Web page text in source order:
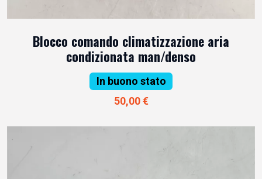
Blocco comando climatizzazione aria
condizionata man/denso
In buono stato
50,00 €